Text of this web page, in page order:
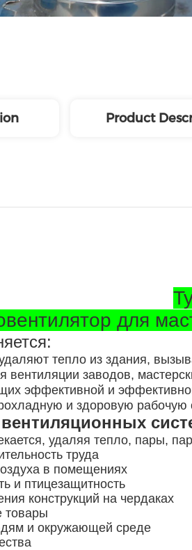
Product
для
тепло из здания,
вентиляции заводов,
эффективной и
и здоровую рабочую
удаляя тепло, пары,
труда
в помещениях
и птицезащитность
конструкций на чердаках
товары
и окружающей среде